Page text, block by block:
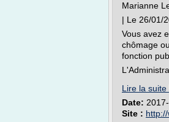
Marianne
| Le 26/01/
Vous avez
chômage
fonction
Lire la suite
Date:
Site :